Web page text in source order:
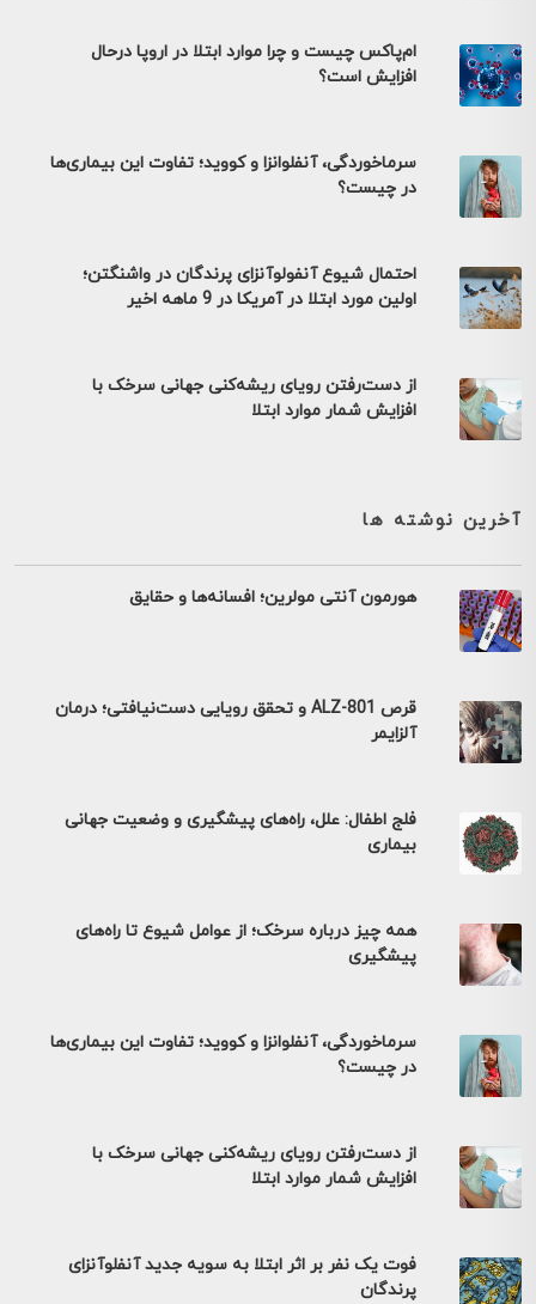
ام‌پاکس چیست و چرا موارد ابتلا در اروپا درحال
افزایش است؟
سرماخوردگی، آنفلوانزا و کووید؛ تفاوت این بیماری‌ها
در چیست؟
احتمال شیوع آنفولوآنزای پرندگان در واشنگتن؛
اولین مورد ابتلا در آمریکا در 9 ماهه اخیر
از دست‌رفتن رویای ریشه‌کنی جهانی سرخک با
افزایش شمار موارد ابتلا
آخرین نوشته ها
هورمون آنتی مولرین؛ افسانه‌ها و حقایق
قرص ALZ-801 و تحقق رویایی دست‌نیافتی؛ درمان
آلزایمر
فلج اطفال: علل، راه‌های پیشگیری و وضعیت جهانی
بیماری
همه چیز درباره سرخک؛ از عوامل شیوع تا راه‌های
پیشگیری
سرماخوردگی، آنفلوانزا و کووید؛ تفاوت این بیماری‌ها
در چیست؟
از دست‌رفتن رویای ریشه‌کنی جهانی سرخک با
افزایش شمار موارد ابتلا
فوت یک نفر بر اثر ابتلا به سویه جدید آنفلوآنزای
پرندگان